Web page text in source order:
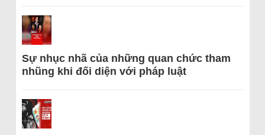
Sự nhục nhã của những quan chức tham
nhũng khi đối diện với pháp luật